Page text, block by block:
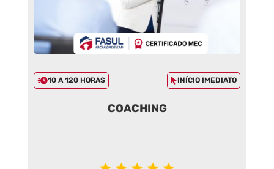
10 A 120 HORAS INÍCIO IMEDIATO
COACHING